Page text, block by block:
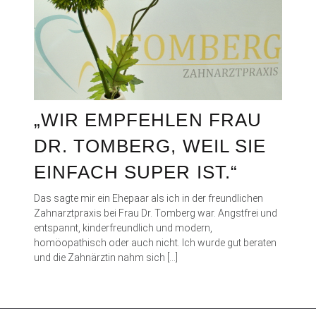
„WIR EMPFEHLEN FRAU
DR. TOMBERG, WEIL SIE
EINFACH SUPER IST.“
Das sagte mir ein Ehepaar als ich in der freundlichen
Zahnarztpraxis bei Frau Dr. Tomberg war. Angstfrei und
entspannt, kinderfreundlich und modern,
homöopathisch oder auch nicht. Ich wurde gut beraten
und die Zahnärztin nahm sich […]